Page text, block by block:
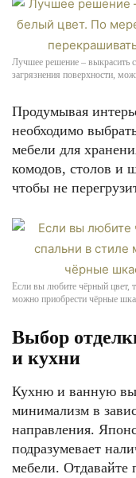
Лучшее решение – выкрасить
загрязнения поверхности,
Продумывая
необходимо
мебели для
комодов, столов и
чтобы не
Если вы любите чёрный цвет,
можно приобрести чёрные
Выбор
и кухни
Кухню и ванную вы
минимализм в
направления.
подразумевает
мебели. Отдавайте